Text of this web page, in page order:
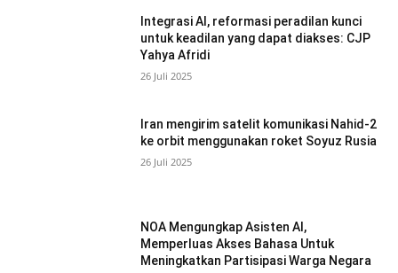
Integrasi AI, reformasi peradilan kunci
untuk keadilan yang dapat diakses: CJP
Yahya Afridi
26 Juli 2025
Iran mengirim satelit komunikasi Nahid-2
ke orbit menggunakan roket Soyuz Rusia
26 Juli 2025
NOA Mengungkap Asisten AI,
Memperluas Akses Bahasa Untuk
Meningkatkan Partisipasi Warga Negara